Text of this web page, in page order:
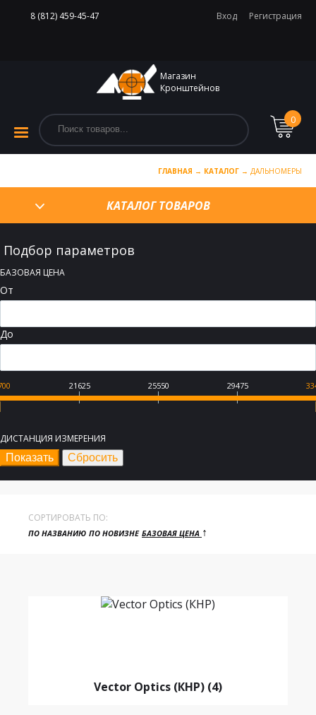
8 (812) 459-45-47 Вход Регистрация
Магазин
Кронштейнов
0
ГЛАВНАЯ → КАТАЛОГ → ДАЛЬНОМЕРЫ
КАТАЛОГ ТОВАРОВ
Подбор параметров
БАЗОВАЯ ЦЕНА
От
До
21625 25550 29475
ДИСТАНЦИЯ ИЗМЕРЕНИЯ
СОРТИРОВАТЬ ПО:
ПО НАЗВАНИЮ ПО НОВИЗНЕ БАЗОВАЯ ЦЕНА ↑
Vector Optics (КНР) (4)